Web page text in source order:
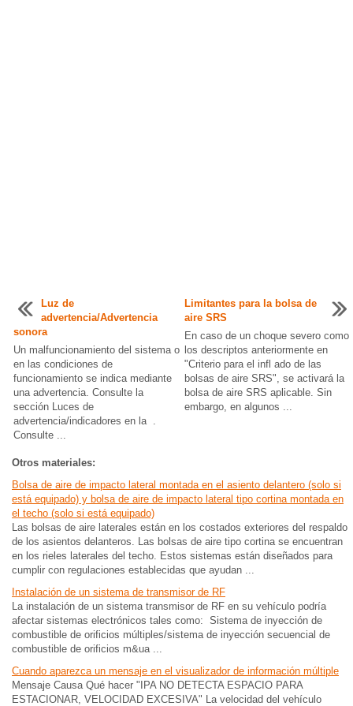
Luz de
advertencia/Advertencia
sonora
Un malfuncionamiento del sistema o
en las condiciones de
funcionamiento se indica mediante
una advertencia. Consulte la
sección Luces de
advertencia/indicadores en la .
Consulte ...
Limitantes para la bolsa de
aire SRS
En caso de un choque severo como
los descriptos anteriormente en
"Criterio para el infl ado de las
bolsas de aire SRS", se activará la
bolsa de aire SRS aplicable. Sin
embargo, en algunos ...
Otros materiales:
Bolsa de aire de impacto lateral montada en el asiento delantero (solo si
está equipado) y bolsa de aire de impacto lateral tipo cortina montada en
el techo (solo si está equipado)
Las bolsas de aire laterales están en los costados exteriores del respaldo
de los asientos delanteros. Las bolsas de aire tipo cortina se encuentran
en los rieles laterales del techo. Estos sistemas están diseñados para
cumplir con regulaciones establecidas que ayudan ...
Instalación de un sistema de transmisor de RF
La instalación de un sistema transmisor de RF en su vehículo podría
afectar sistemas electrónicos tales como: Sistema de inyección de
combustible de orificios múltiples/sistema de inyección secuencial de
combustible de orificios m&ua ...
Cuando aparezca un mensaje en el visualizador de información múltiple
Mensaje Causa Qué hacer "IPA NO DETECTA ESPACIO PARA
ESTACIONAR, VELOCIDAD EXCESIVA" La velocidad del vehículo